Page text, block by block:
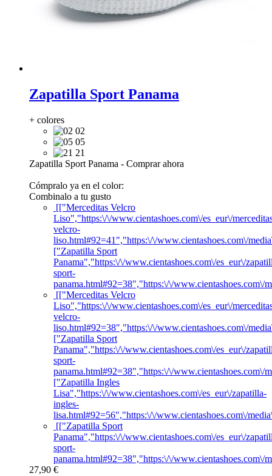
Zapatilla Sport Panama
+ colores
02
05
21
Zapatilla Sport Panama - Comprar ahora
Cómpralo ya en el color:
Combinalo a tu gusto
[["Merceditas Velcro
Liso","https:\/\/www.cientashoes.com\/es_eur\/
velcro-
liso.html#92=41","https:\/\/www.cientashoes.com\/
["Zapatilla Sport
Panama","https:\/\/www.cientashoes.com\/es_eur\/
sport-
panama.html#92=38","https:\/\/
[["Merceditas Velcro
Liso","https:\/\/www.cientashoes.com\/es_eur\/
velcro-
liso.html#92=38","https:\/\/www.cientashoes.com\/
["Zapatilla Sport
Panama","https:\/\/www.cientashoes.com\/es_eur\/
sport-
panama.html#92=38","https:\/\/
["Zapatilla Ingles
Lisa","https:\/\/www.cientashoes.com\/es_eur\/zapatilla-
ingles-
lisa.html#92=56","https:\/\/www.cientashoes.com\/
[["Zapatilla Sport
Panama","https:\/\/www.cientashoes.com\/es_eur\/
sport-
panama.html#92=38","https:\/\/
27,90 €